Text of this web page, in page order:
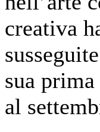
creativa
sua
al